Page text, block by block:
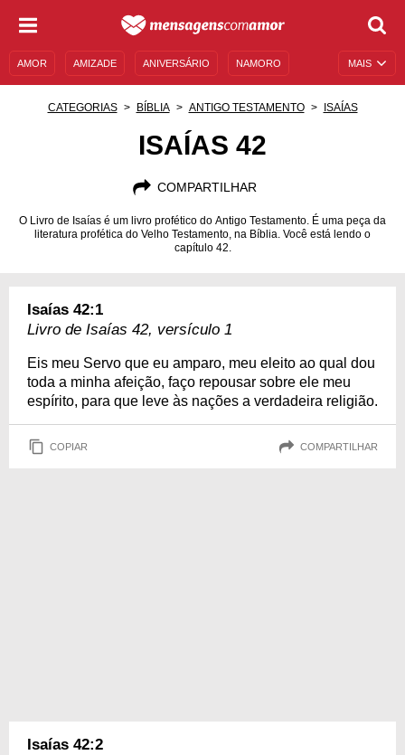
MAIS
AMOR AMIZADE ANIVERSÁRIO NAMORO
AUTOAJUDA
CATEGORIAS BÍBLIA ANTIGO TESTAMENTO ISAÍAS
ISAÍAS 42
COMPARTILHAR
O Livro de Isaías é um livro profético do Antigo Testamento. É uma peça da
literatura profética do Velho Testamento, na Bíblia. Você está lendo o
capítulo 42.
Isaías 42:1
Livro de Isaías 42, versículo 1
Eis meu Servo que eu amparo, meu eleito ao qual dou
toda a minha afeição, faço repousar sobre ele meu
espírito, para que leve às nações a verdadeira religião.
COPIAR COMPARTILHAR
Isaías 42:2